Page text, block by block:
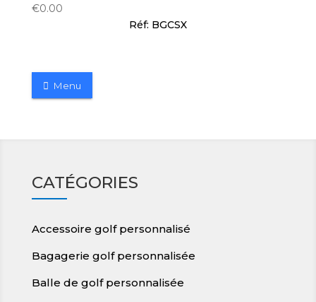
€0.00
Réf: BGCSX
Menu
CATÉGORIES
Accessoire golf personnalisé
Bagagerie golf personnalisée
Balle de golf personnalisée